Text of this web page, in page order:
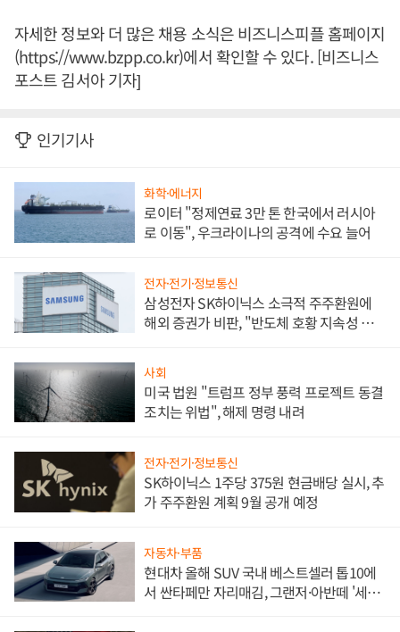
자세한 정보와 더 많은 채용 소식은 비즈니스피플 홈페이지
(https://www.bzpp.co.kr)에서 확인할 수 있다. [비즈니스
포스트 김서아 기자]
인기기사
화학·에너지
로이터 "정제연료 3만 톤 한국에서 러시아
로 이동", 우크라이나의 공격에 수요 늘어
전자·전기·정보통신
삼성전자 SK하이닉스 소극적 주주환원에
해외 증권가 비판, "반도체 호황 지속성 의
사회
미국 법원 "트럼프 정부 풍력 프로젝트 동결
조치는 위법", 해제 명령 내려
전자·전기·정보통신
SK하이닉스 1주당 375원 현금배당 실시, 추
가 주주환원 계획 9월 공개 예정
자동차·부품
현대차 올해 SUV 국내 베스트셀러 톱10에
서 싼타페만 자리매김, 그랜저·아반떼 '세단